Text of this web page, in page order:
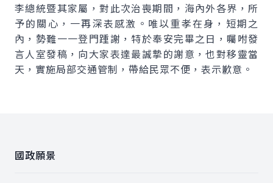
李總統暨其家屬，對此次治喪期間，海內外各界，所
予的關心，一再深表感激。唯以重孝在身，短期之
內，勢難一一登門踵謝，特於奉安完畢之日，囑咐發
言人室發稿，向大家表達最誠摯的謝意，也對移靈當
天，實施局部交通管制，帶給民眾不便，表示歉意。
國政願景